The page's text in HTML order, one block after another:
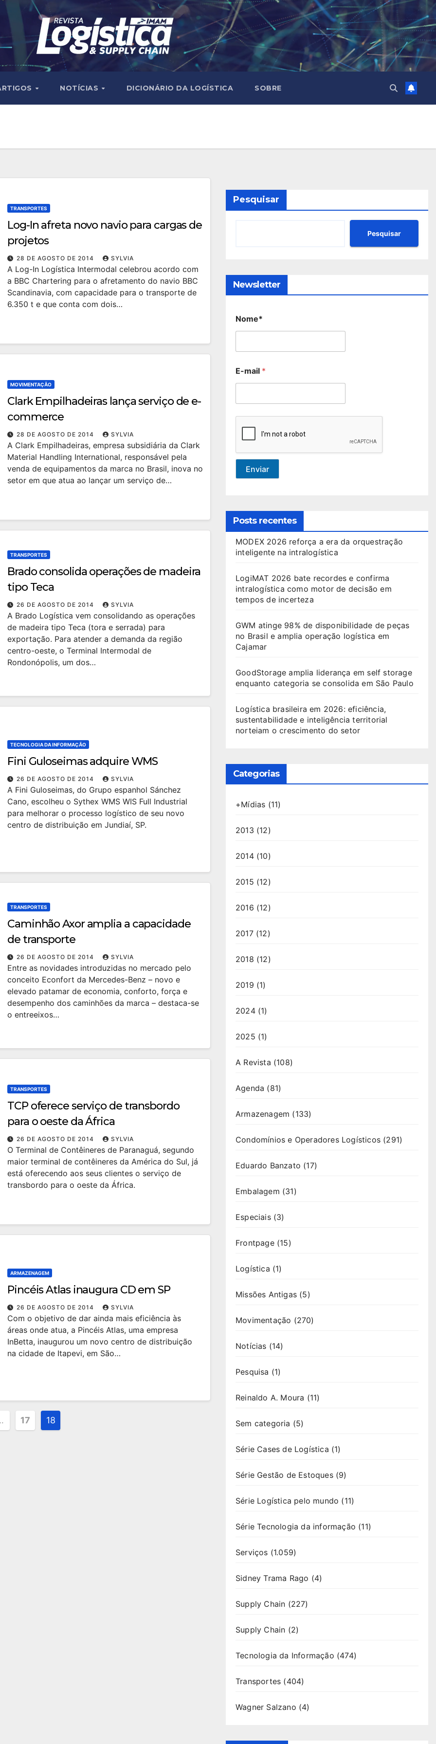
NOTÍCIAS DICIONÁRIO DA LOGÍSTICA SOBRE
TRANSPORTES
Log-In afreta novo navio para cargas de
projetos
28 DE AGOSTO DE 2014 SYLVIA
A Log-In Logística Intermodal celebrou acordo com
a BBC Chartering para o afretamento do navio BBC
Scandinavia, com capacidade para o transporte de
6.350 t e que conta com dois…
MOVIMENTAÇÃO
Clark Empilhadeiras lança serviço de e-
commerce
28 DE AGOSTO DE 2014 SYLVIA
A Clark Empilhadeiras, empresa subsidiária da Clark
Material Handling International, responsável pela
venda de equipamentos da marca no Brasil, inova no
setor em que atua ao lançar um serviço de…
TRANSPORTES
Brado consolida operações de madeira
tipo Teca
26 DE AGOSTO DE 2014 SYLVIA
A Brado Logística vem consolidando as operações
de madeira tipo Teca (tora e serrada) para
exportação. Para atender a demanda da região
centro-oeste, o Terminal Intermodal de
Rondonópolis, um dos…
TECNOLOGIA DA INFORMAÇÃO
Fini Guloseimas adquire WMS
26 DE AGOSTO DE 2014 SYLVIA
A Fini Guloseimas, do Grupo espanhol Sánchez
Cano, escolheu o Sythex WMS WIS Full Industrial
para melhorar o processo logístico de seu novo
centro de distribuição em Jundiaí, SP.
TRANSPORTES
Caminhão Axor amplia a capacidade
de transporte
26 DE AGOSTO DE 2014 SYLVIA
Entre as novidades introduzidas no mercado pelo
conceito Econfort da Mercedes-Benz – novo e
elevado patamar de economia, conforto, força e
desempenho dos caminhões da marca – destaca-se
o entreeixos…
TRANSPORTES
TCP oferece serviço de transbordo
para o oeste da África
26 DE AGOSTO DE 2014 SYLVIA
O Terminal de Contêineres de Paranaguá, segundo
maior terminal de contêineres da América do Sul, já
está oferecendo aos seus clientes o serviço de
transbordo para o oeste da África.
ARMAZENAGEM
Pincéis Atlas inaugura CD em SP
26 DE AGOSTO DE 2014 SYLVIA
Com o objetivo de dar ainda mais eficiência às
áreas onde atua, a Pincéis Atlas, uma empresa
InBetta, inaugurou um novo centro de distribuição
na cidade de Itapevi, em São…
17 18
Pesquisar
Pesquisar
Newsletter
Nome*
E-mail *
Enviar
Posts recentes
MODEX 2026 reforça a era da orquestração
inteligente na intralogística
LogiMAT 2026 bate recordes e confirma
intralogística como motor de decisão em
tempos de incerteza
GWM atinge 98% de disponibilidade de peças
no Brasil e amplia operação logística em
Cajamar
GoodStorage amplia liderança em self storage
enquanto categoria se consolida em São Paulo
Logística brasileira em 2026: eficiência,
sustentabilidade e inteligência territorial
norteiam o crescimento do setor
Categorias
+Mídias (11)
2013 (12)
2014(10)
2015 (12)
2016 (12)
2017(12)
2018 (12)
2019 (1)
2024(1)
2025 (1)
A Revista (108)
Agenda (81)
Armazenagem (133)
Condomínios e Operadores Logísticos (291)
Eduardo Banzato (17)
Embalagem (31)
Especiais(3)
Frontpage(15)
Logística (1)
Missões Antigas (5)
Movimentação (270)
Notícias (14)
Pesquisa (1)
Reinaldo A. Moura (11)
Sem categoria (5)
Série Cases de Logística (1)
Série Gestão de Estoques(9)
Série Logística pelo mundo (11)
Série Tecnologia da informação (11)
Serviços (1.059)
Sidney Trama Rago (4)
Supply Chain (227)
Supply Chain (2)
Tecnologia da Informação (474)
Transportes (404)
Wagner Salzano (4)